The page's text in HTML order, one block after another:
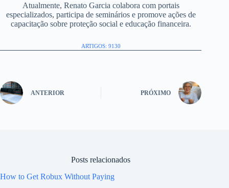
Atualmente, Renato Garcia colabora com portais
especializados, participa de seminários e promove ações de
capacitação sobre proteção social e educação financeira.
ARTIGOS: 9130
ANTERIOR PRÓXIMO
Posts relacionados
How to Get Robux Without Paying